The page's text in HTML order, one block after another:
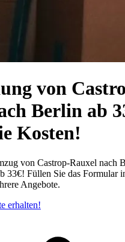
von
Berlin ab
Kosten!
von Castrop-Rauxel nach
33€! Füllen Sie das Formular
Angebote.
erhalten!